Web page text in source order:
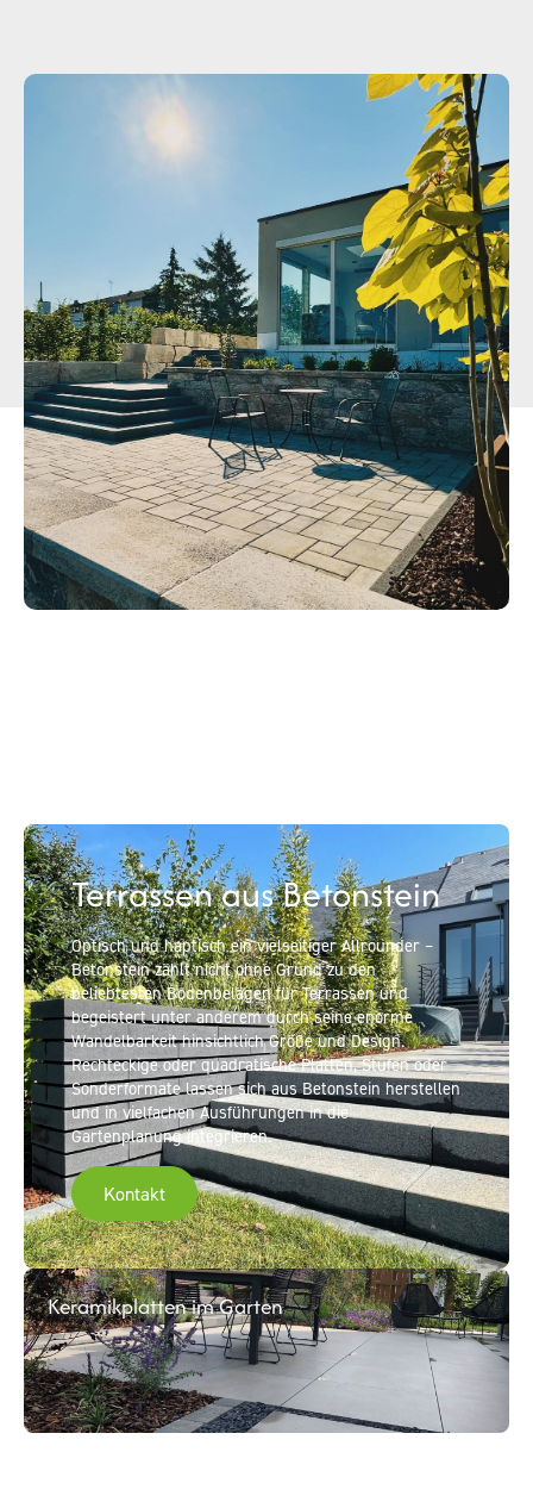
Terrassen aus Betonstein
Optisch und haptisch ein vielseitiger Allrounder –
Betonstein zählt nicht ohne Grund zu den
beliebtesten Bodenbelägen für Terrassen und
begeistert unter anderem durch seine enorme
Wandelbarkeit hinsichtlich Größe und Design.
Rechteckige oder quadratische Platten, Stufen oder
Sonderformate lassen sich aus Betonstein herstellen
und in vielfachen Ausführungen in die
Gartenplanung integrieren.
Kontakt
Keramikplatten im Garten